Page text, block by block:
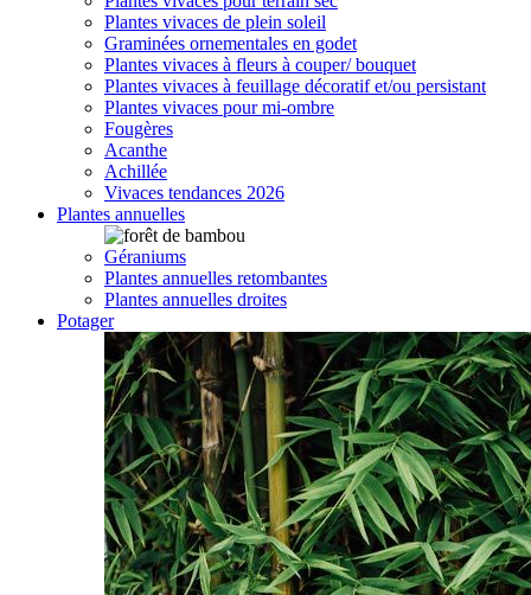
Plantes vivaces de plein soleil
Graminées ornementales en godet
Plantes vivaces à fleurs à couper/ bouquet
Plantes vivaces à feuillage décoratif et/ou persistant
Plantes vivaces pour mi-ombre
Fougères
Acanthe
Achillée
Vivaces tendances 2026
Plantes annuelles
Géraniums
Plantes annuelles retombantes
Plantes annuelles droites
Potager